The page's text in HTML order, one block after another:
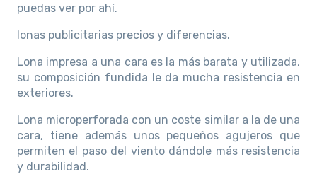
puedas ver por ahí.
lonas publicitarias precios y diferencias.
Lona impresa a una cara es la más barata y utilizada,
su composición fundida le da mucha resistencia en
exteriores.
Lona microperforada con un coste similar a la de una
cara, tiene además unos pequeños agujeros que
permiten el paso del viento dándole más resistencia
y durabilidad.